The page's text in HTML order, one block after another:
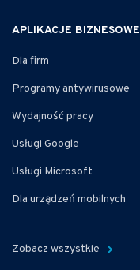
APLIKACJE BIZNESOWE
Dla firm
Programy antywirusowe
Wydajność pracy
Usługi Google
Usługi Microsoft
Dla urządzeń mobilnych
Zobacz wszystkie